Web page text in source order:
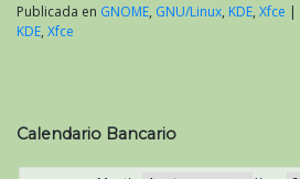
Publicada en GNOME, GNU/Linux, KDE, Xfce |
KDE, Xfce
Calendario Bancario